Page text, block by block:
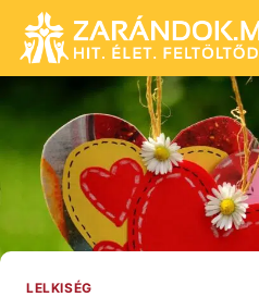
content
LELKISÉG